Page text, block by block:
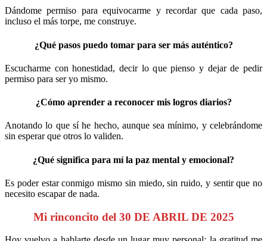
Dándome permiso para equivocarme y recordar que cada paso,
incluso el más torpe, me construye.
¿Qué pasos puedo tomar para ser más auténtico?
Escucharme con honestidad, decir lo que pienso y dejar de pedir
permiso para ser yo mismo.
¿Cómo aprender a reconocer mis logros diarios?
Anotando lo que sí he hecho, aunque sea mínimo, y celebrándome
sin esperar que otros lo validen.
¿Qué significa para mí la paz mental y emocional?
Es poder estar conmigo mismo sin miedo, sin ruido, y sentir que no
necesito escapar de nada.
Mi rinconcito del 30 DE ABRIL DE 2025